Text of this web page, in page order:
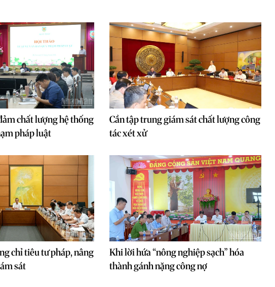
chất lượng hệ thống
pháp luật
Cần tập trung giám sát chất lượng công
tác xét xử
chỉ tiêu tư pháp, nâng
sát
Khi lời hứa “nông nghiệp sạch” hóa
thành gánh nặng công nợ